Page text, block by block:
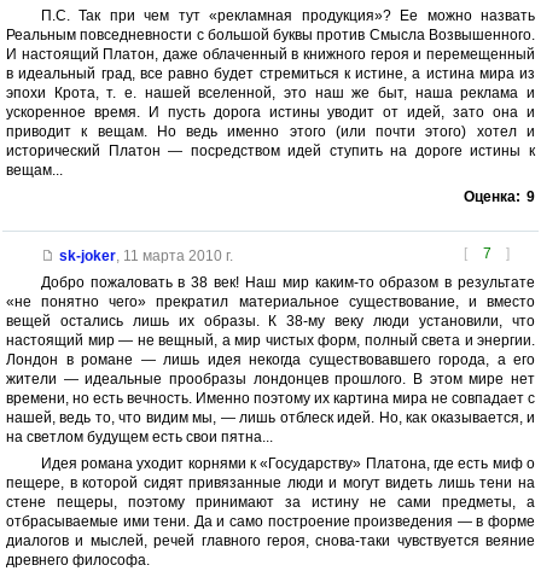
П.С. Так при чем тут «рекламная продукция»? Ее можно назвать
Реальным повседневности с большой буквы против Смысла Возвышенного.
И настоящий Платон, даже облаченный в книжного героя и перемещенный
в идеальный град, все равно будет стремиться к истине, а истина мира из
эпохи Крота, т. е. нашей вселенной, это наш же быт, наша реклама и
ускоренное время. И пусть дорога истины уводит от идей, зато она и
приводит к вещам. Но ведь именно этого (или почти этого) хотел и
исторический Платон — посредством идей ступить на дороге истины к
вещам...
Оценка: 9
[ 7 ]
sk-joker, 11 марта 2010 г.
Добро пожаловать в 38 век! Наш мир каким-то образом в результате
«не понятно чего» прекратил материальное существование, и вместо
вещей остались лишь их образы. К 38-му веку люди установили, что
настоящий мир — не вещный, а мир чистых форм, полный света и энергии.
Лондон в романе — лишь идея некогда существовавшего города, а его
жители — идеальные прообразы лондонцев прошлого. В этом мире нет
времени, но есть вечность. Именно поэтому их картина мира не совпадает с
нашей, ведь то, что видим мы, — лишь отблеск идей. Но, как оказывается, и
на светлом будущем есть свои пятна...
Идея романа уходит корнями к «Государству» Платона, где есть миф о
пещере, в которой сидят привязанные люди и могут видеть лишь тени на
стене пещеры, поэтому принимают за истину не сами предметы, а
отбрасываемые ими тени. Да и само построение произведения — в форме
диалогов и мыслей, речей главного героя, снова-таки чувствуется веяние
древнего философа.